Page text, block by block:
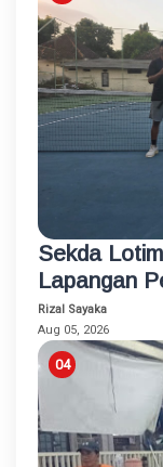
Sekda
Lapangan
Porprov
Rizal Sayaka
Aug 05, 2026